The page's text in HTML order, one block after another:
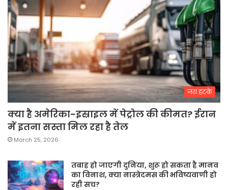
जरा हटके
क्या है अमेरिका-इस्राइल में पेट्रोल की कीमत? ईरान
में इतना सस्ता मिल रहा है तेल
March 25, 2026
तबाह हो जाएगी दुनिया, शुरू हो सकता है मानव
का विनाश, क्या नास्त्रेदमस की भविष्यवाणी हो
रही सच?